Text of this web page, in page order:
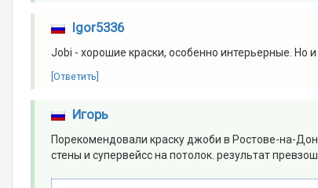
Igor5336
Jobi - хорошие краски, особенно интерьерные. Но
[Ответить]
Игорь
Порекомендовали краску джоби в Ростове-на-
стены и супервейсс на потолок. результат